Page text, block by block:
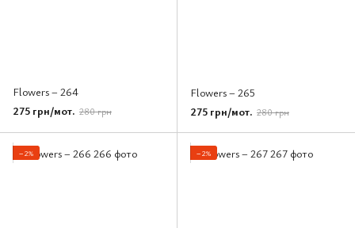
Flowers – 264
275 грн/мот. 280 грн
Flowers – 265
275 грн/мот. 280 грн
−2% −2%